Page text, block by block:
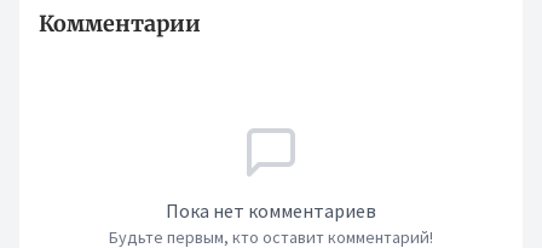
Комментарии
Пока нет комментариев
Будьте первым, кто оставит комментарий!